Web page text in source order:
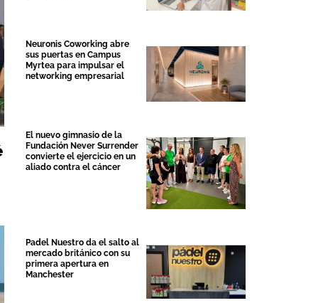
Neuronis Coworking abre
sus puertas en Campus
Myrtea para impulsar el
networking empresarial
El nuevo gimnasio de la
Fundación Never Surrender
convierte el ejercicio en un
aliado contra el cáncer
Padel Nuestro da el salto al
mercado británico con su
primera apertura en
Manchester